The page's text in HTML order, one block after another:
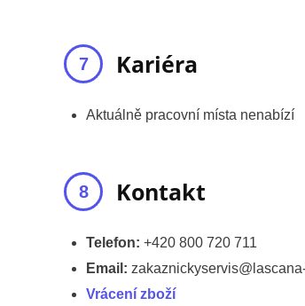
Kariéra
Aktuálně pracovní místa nenabízí
Kontakt
Telefon: +420 800 720 711
Email:
Vrácení zboží